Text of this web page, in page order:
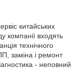
китайських
компанії входять
технічного
заміна і ремонт
- неповний